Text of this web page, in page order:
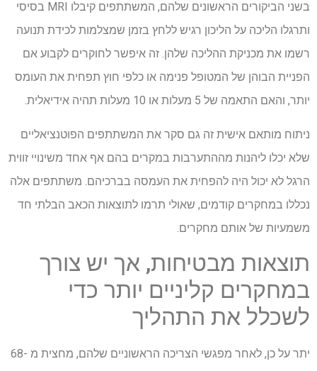
בשני הביקורים הראשונים שלהם, המשתתפים קיבלו MRI בסיסי
ותרגלו הליכה על הליכון רגיש ללחץ בזמן שמצלמות לכידת תנועה
רשמו את מכניקת ההליכה שלהן. זה איפשר לחוקרים לקבוע אם
הפניית הבוהן של המטופל פנימה או כלפי חוץ תפחית את העומס
יותר, והאם התאמה של 5 מעלות או 10 מעלות תהיה אידיאלית.
ניתוח מותאם אישית זה גם סקר את המשתתפים הפוטנציאליים
שלא יכלו ליהנות מההתערבות במקרים בהם אף אחד משינויי זווית
הרגל לא יכול היה להפחית את העמסה בברכיהם. משתתפים אלה
נכללו במחקרים קודמים, שאולי תרמו לתוצאות הכאב הבלתי חד
משמעיות של אותם מחקרים.
תוצאות מבטיחות, אך יש צורך
במחקרים קליניים יותר כדי
לשכלל את התהליך
יתר על כן, לאחר מפגשי הצריכה הראשוניים שלהם, מחצית מ -68